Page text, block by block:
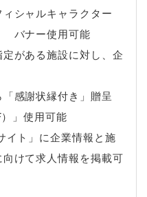
シャルキャラクター
バナー使用可能
がある施設に対し、企
感謝状縁付き」贈呈
」使用可能
イト」に企業情報と施
けて求人情報を掲載可